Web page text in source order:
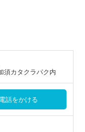
須カタクラパク内
話をかける